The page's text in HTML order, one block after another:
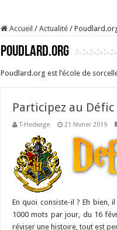
Accueil / Actualité /
Poudlard.org
Poudlard.org est l’école de
Participez au Défic
T-Hedwige 21 février 2019
En quoi consiste-il ? Eh bien,
1000 mots par jour, du 16
réviser une histoire, tout est